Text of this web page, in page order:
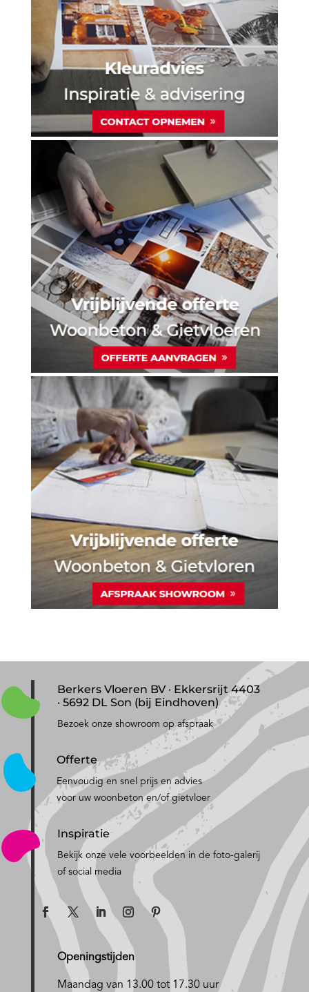
Berkers Vloeren BV · Ekkersrijt 4403
· 5692 DL Son (bij Eindhoven)
Bezoek onze showroom op afspraak
Offerte
Eenvoudig en snel prijs en advies
voor uw woonbeton en/of gietvloer
Inspiratie
Bekijk onze vele voorbeelden in de foto-galerij
of social media
Openingstijden
Maandag van 13.00 tot 17.30 uur